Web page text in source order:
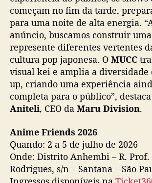
começam no fim da tarde,
para uma noite de alta energia.
anúncio, buscamos construir
represente diferentes vertentes
cultura pop japonesa. O MUCC
visual kei e amplia a diversidade
up, criando uma experiência
completa para o público”, destaca
Aniteli, CEO da Maru Division.
Anime Friends 2026
Quando: 2 a 5 de julho de 2026
Onde: Distrito Anhembi – R.
Rodrigues, s/n – Santana – São